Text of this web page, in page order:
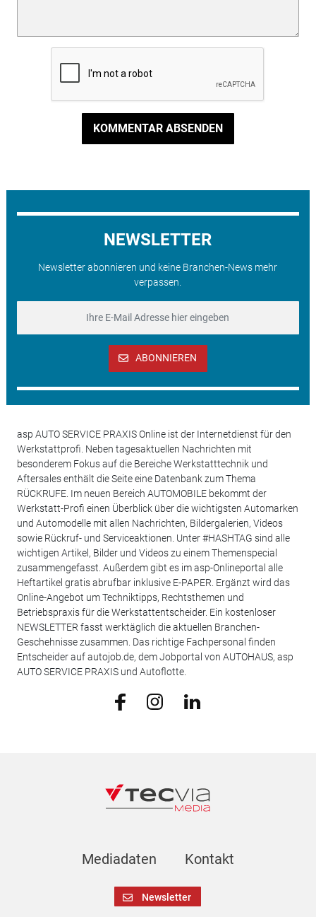
KOMMENTAR ABSENDEN
NEWSLETTER
Newsletter abonnieren und keine Branchen-News mehr
verpassen.
ABONNIEREN
asp AUTO SERVICE PRAXIS Online ist der Internetdienst für den
Werkstattprofi. Neben tagesaktuellen Nachrichten mit
besonderem Fokus auf die Bereiche Werkstatttechnik und
Aftersales enthält die Seite eine Datenbank zum Thema
RÜCKRUFE. Im neuen Bereich AUTOMOBILE bekommt der
Werkstatt-Profi einen Überblick über die wichtigsten Automarken
und Automodelle mit allen Nachrichten, Bildergalerien, Videos
sowie Rückruf- und Serviceaktionen. Unter #HASHTAG sind alle
wichtigen Artikel, Bilder und Videos zu einem Themenspecial
zusammengefasst. Außerdem gibt es im asp-Onlineportal alle
Heftartikel gratis abrufbar inklusive E-PAPER. Ergänzt wird das
Online-Angebot um Techniktipps, Rechtsthemen und
Betriebspraxis für die Werkstattentscheider. Ein kostenloser
NEWSLETTER fasst werktäglich die aktuellen Branchen-
Geschehnisse zusammen. Das richtige Fachpersonal finden
Entscheider auf autojob.de, dem Jobportal von AUTOHAUS, asp
AUTO SERVICE PRAXIS und Autoflotte.
Mediadaten Kontakt
Newsletter